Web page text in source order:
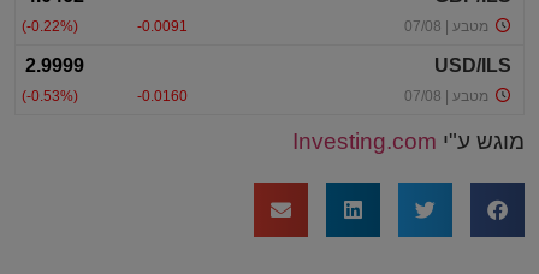
מוגש ע"י Investing.com